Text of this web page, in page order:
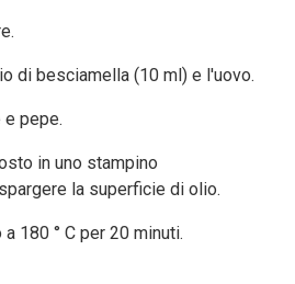
di besciamella (10 ml) e l'uovo.
pepe.
in uno stampino
la superficie di olio.
180 ° C per 20 minuti.